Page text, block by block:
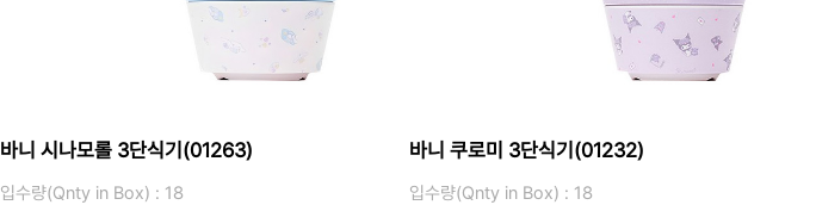
바니 시나모롤 3단식기(01263)
입수량(Qnty in Box) : 18
바니 쿠로미 3단식기(01232)
입수량(Qnty in Box) : 18